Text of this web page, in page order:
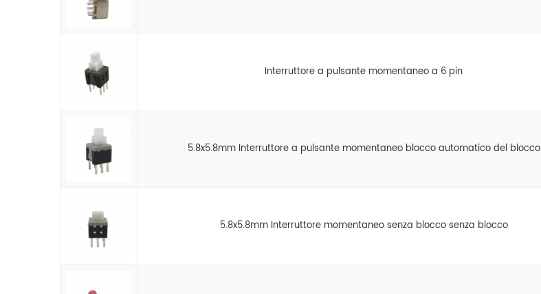
Interruttore a pulsante momentaneo a 6 pin
5.8x5.8mm Interruttore a pulsante momentaneo blocco automatico del blocco
5.8x5.8mm Interruttore momentaneo senza blocco senza blocco